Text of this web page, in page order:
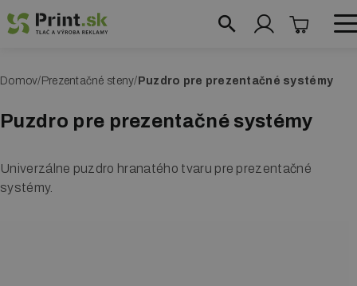
Skočiť
na
obsahReklamné systémy
Roll up bannery
Prezentačné steny
O
r
Domov Prezentačné steny Puzdro pre prezentačné systémy
Puzdro pre prezentačné systémy
Univerzálne puzdro hranatého tvaru pre prezentačné
systémy.